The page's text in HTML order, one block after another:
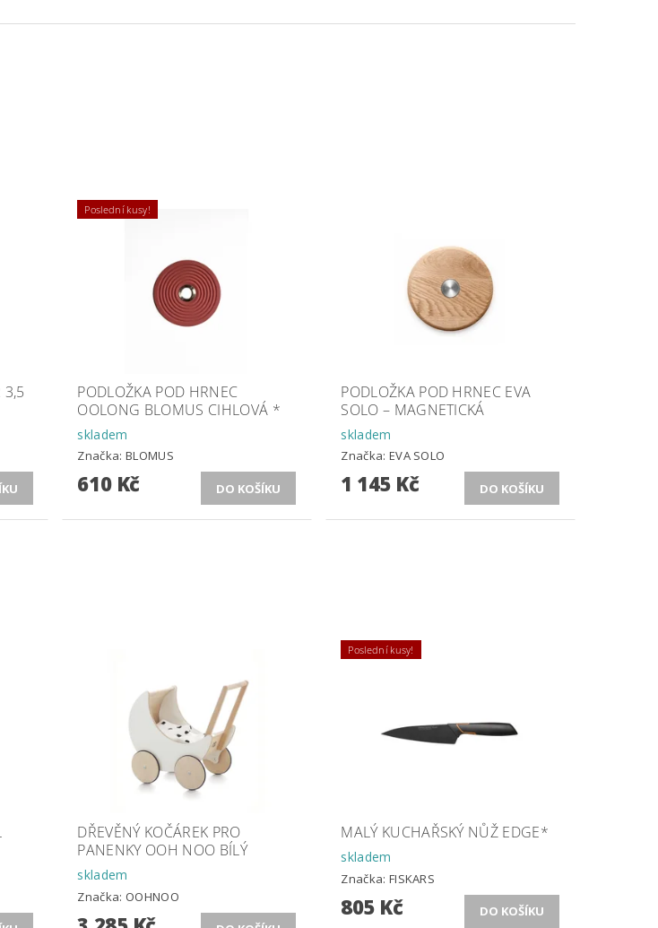
3,5
Poslední kusy!
PODLOŽKA POD HRNEC
OOLONG BLOMUS CIHLOVÁ *
skladem
Značka:BLOMUS
610 Kč
PODLOŽKA POD HRNEC EVA
SOLO – MAGNETICKÁ
skladem
Značka: EVA SOLO
1 145 Kč
DŘEVĚNÝ KOČÁREK PRO
PANENKY OOH NOO BÍLÝ
skladem
Značka: OOHNOO
Poslední kusy!
MALÝ KUCHAŘSKÝ NŮŽ EDGE*
skladem
Značka: FISKARS
805 Kč